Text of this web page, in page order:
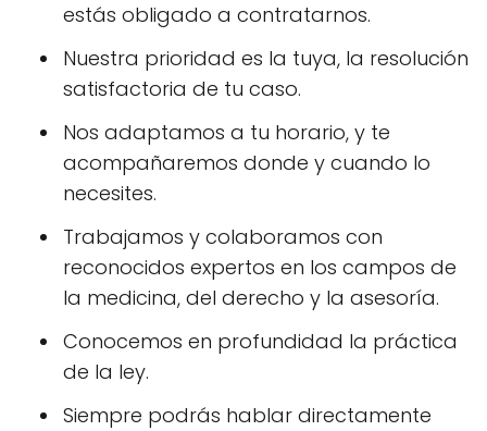
estás obligado a contratarnos.
Nuestra prioridad es la tuya, la resolución
satisfactoria de tu caso.
Nos adaptamos a tu horario, y te
acompañaremos donde y cuando lo
necesites.
Trabajamos y colaboramos con
reconocidos expertos en los campos de
la medicina, del derecho y la asesoría.
Conocemos en profundidad la práctica
de la ley.
Siempre podrás hablar directamente